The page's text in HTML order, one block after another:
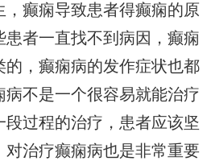
癫痫导致患者得癫痫的原
患者一直找不到病因，癫痫
的，癫痫病的发作症状也都
病不是一个很容易就能治疗
段过程的治疗，患者应该坚
对治疗癫痫病也是非常重要